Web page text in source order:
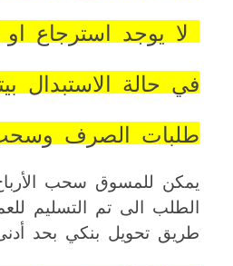
لا يوجد استرجاع
في حالة الاستبدال
طلبات الصرف وسحب
الطلب الى تم التسليم
طريق تحويل بنكي بحد أدنى 3000